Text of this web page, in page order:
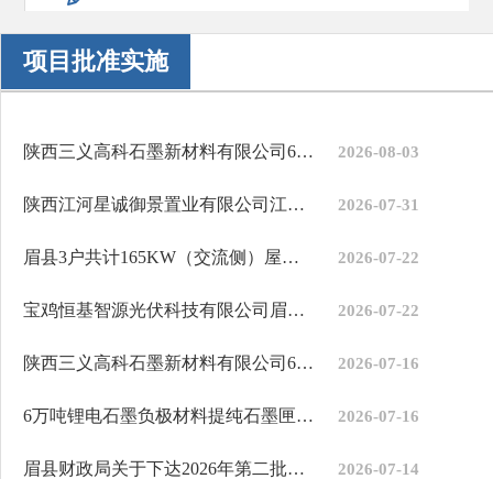
项目批准实施
陕西三义高科石墨新材料有限公司6万吨锂电石墨负极材料提纯用石墨匣... 2026-08-03
陕西江河星诚御景置业有限公司江河星诚御景项目（10#、11#、12#、20... 2026-07-31
眉县3户共计165KW（交流侧）屋顶分布式光伏发电项目备案确认书 2026-07-22
宝鸡恒基智源光伏科技有限公司眉县交流侧容量140千瓦分布式光伏发电... 2026-07-22
陕西三义高科石墨新材料有限公司6万吨锂电石墨负极材料提纯用石墨匣... 2026-07-16
6万吨锂电石墨负极材料提纯石墨匣钵项目建设用地规划许可证 2026-07-16
眉县财政局关于下达2026年第二批省级应急管理专项资金预算的通知 2026-07-14